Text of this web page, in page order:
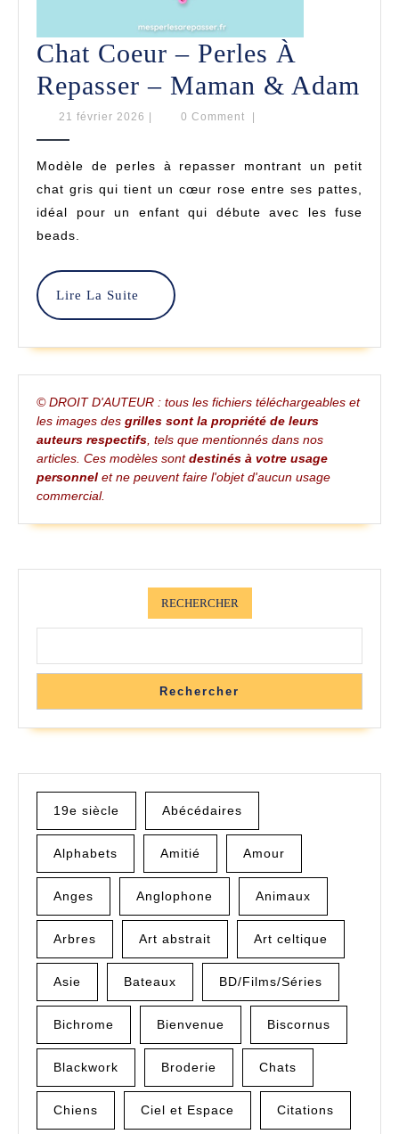
Chat Coeur – Perles À
Repasser – Maman & Adam
À
&
21 février 2026 21
0 Comment
Modèle de perles à repasser montrant un petit
chat gris qui tient un cœur rose entre ses pattes,
idéal pour un enfant qui débute avec les fuse
beads.
Lire La Suite
Lire
La
© DROIT D'AUTEUR : tous les fichiers téléchargeables et
les images des grilles sont la propriété de leurs
auteurs respectifs , tels que mentionnés dans nos
articles. Ces modèles sontdestinés à votre usage
personnel et ne peuvent faire l'objet d'aucun usage
commercial.
RECHERCHER
Rechercher
19e siècle Abécédaires
Alphabets Amitié Amour
Anges Anglophone Animaux
Arbres Art abstrait Art celtique
Asie Bateaux BD/Films/Séries
Bichrome Bienvenue Biscornus
Blackwork Broderie Chats
Chiens Ciel et Espace Citations